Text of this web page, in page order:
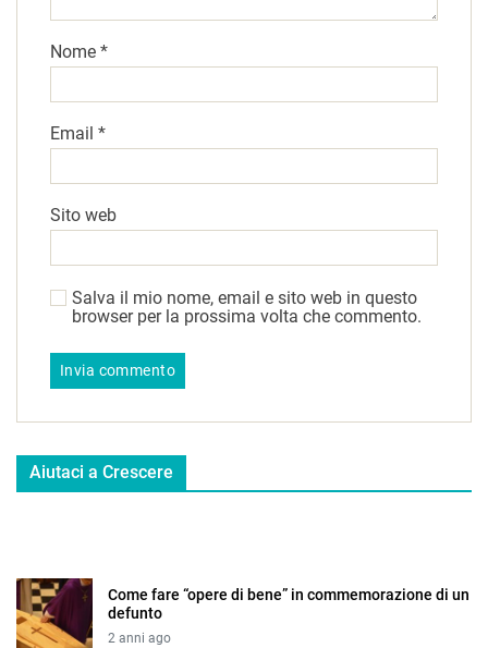
Nome *
Email *
Sito web
Salva il mio nome, email e sito web in questo
browser per la prossima volta che commento.
Aiutaci a Crescere
Come fare “opere di bene” in commemorazione di un
defunto
2 anni ago